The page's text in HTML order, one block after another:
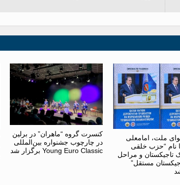
ملت، امامعلی
نام “حزب خلقی
تاجیکستان و مراحل
مستقل”
کنسرت گروه “ماهران” در برلین
در چارچوب جشنواره بین‌المللی
Young Euro Classic برگزار شد